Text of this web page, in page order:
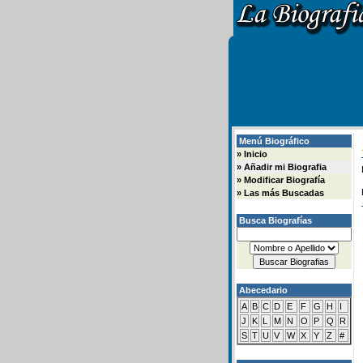
Menú Biográfico
» Inicio
» Añadir mi Biografia
» Modificar Biografía
» Las más Buscadas
Busca Biografías
Abecedario
A B C D E F G H
I
J
K L M N O P Q
R
S T U V W X Y Z #